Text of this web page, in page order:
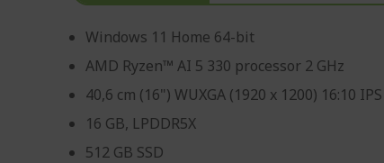
Windows 11 Home 64-bit
AMD Ryzen™ AI 5 330 processor 2 GHz
40,6 cm (16") WUXGA (1920 x 1200) 16:10
16 GB, LPDDR5X
512 GB SSD